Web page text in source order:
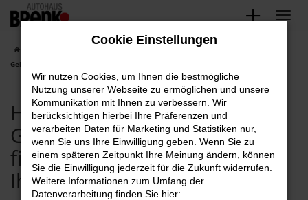
Zum
springen
Hyundai TUCSON
Gebrauchtwagen kaufen, finanzieren exklusiv bei Ihrem Hyundai Händler
Hyundai TUCSON
Gebrauchtwagen kaufen,
finanzieren exklusiv bei
Ihrem Hyundai Händler
Cookie Einstellungen
Wir nutzen Cookies, um Ihnen die bestmögliche
Nutzung unserer Webseite zu ermöglichen und unsere
Kommunikation mit Ihnen zu verbessern. Wir
berücksichtigen hierbei Ihre Präferenzen und
verarbeiten Daten für Marketing und Statistiken nur,
wenn Sie uns Ihre Einwilligung geben. Wenn Sie zu
einem späteren Zeitpunkt Ihre Meinung ändern, können
Sie die Einwilligung jederzeit für die Zukunft widerrufen.
Weitere Informationen zum Umfang der
Datenverarbeitung finden Sie hier: